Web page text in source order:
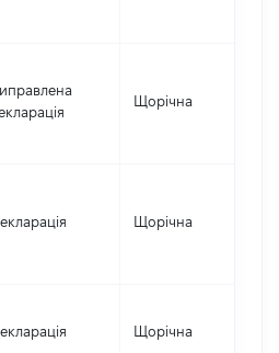
Щорічна
Щорічна
Щорічна